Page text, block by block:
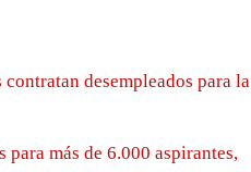
desempleados para la
más de 6.000 aspirantes,